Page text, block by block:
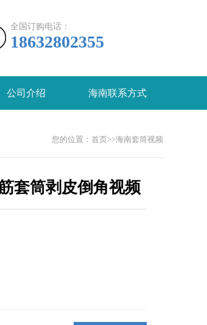
全国订购电话：
18632802355
公司介绍 海南联系方式
您的位置： 首页>>海南套筒视频
套筒剥皮倒角视频